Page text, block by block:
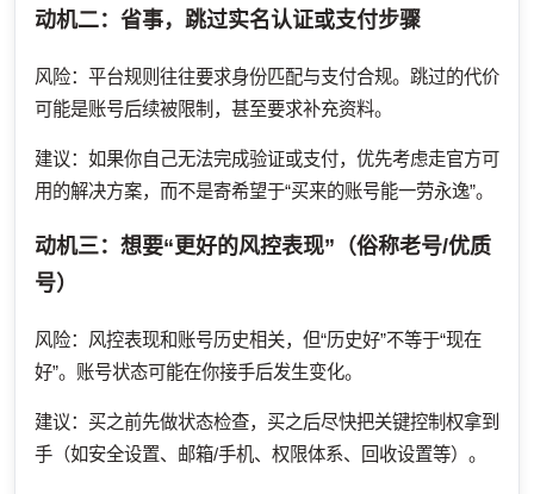
动机二：省事，跳过实名认证或支付步骤
风险：平台规则往往要求身份匹配与支付合规。跳过的代价
可能是账号后续被限制，甚至要求补充资料。
建议：如果你自己无法完成验证或支付，优先考虑走官方可
用的解决方案，而不是寄希望于“买来的账号能一劳永逸”。
动机三：想要“更好的风控表现”（俗称老号/优质
号）
风险：风控表现和账号历史相关，但“历史好”不等于“现在
好”。账号状态可能在你接手后发生变化。
建议：买之前先做状态检查，买之后尽快把关键控制权拿到
手（如安全设置、邮箱/手机、权限体系、回收设置等）。